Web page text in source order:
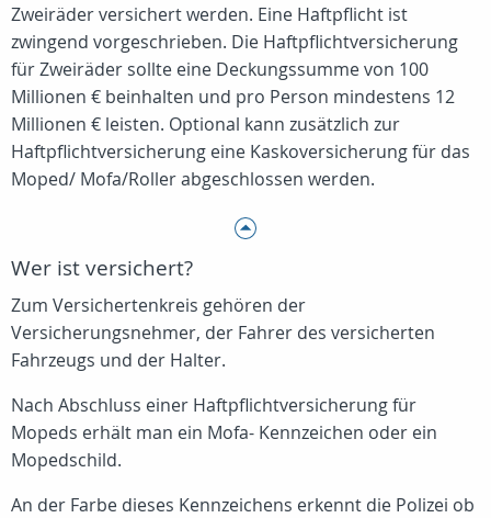
Zweiräder versichert werden. Eine Haftpflicht ist
zwingend vorgeschrieben. Die Haftpflichtversicherung
für Zweiräder sollte eine Deckungssumme von 100
Millionen € beinhalten und pro Person mindestens 12
Millionen € leisten. Optional kann zusätzlich zur
Haftpflichtversicherung eine Kaskoversicherung für das
Moped/ Mofa/Roller abgeschlossen werden.
Wer ist versichert?
Zum Versichertenkreis gehören der
Versicherungsnehmer, der Fahrer des versicherten
Fahrzeugs und der Halter.
Nach Abschluss einer Haftpflichtversicherung für
Mopeds erhält man ein Mofa- Kennzeichen oder ein
Mopedschild.
An der Farbe dieses Kennzeichens erkennt die Polizei ob